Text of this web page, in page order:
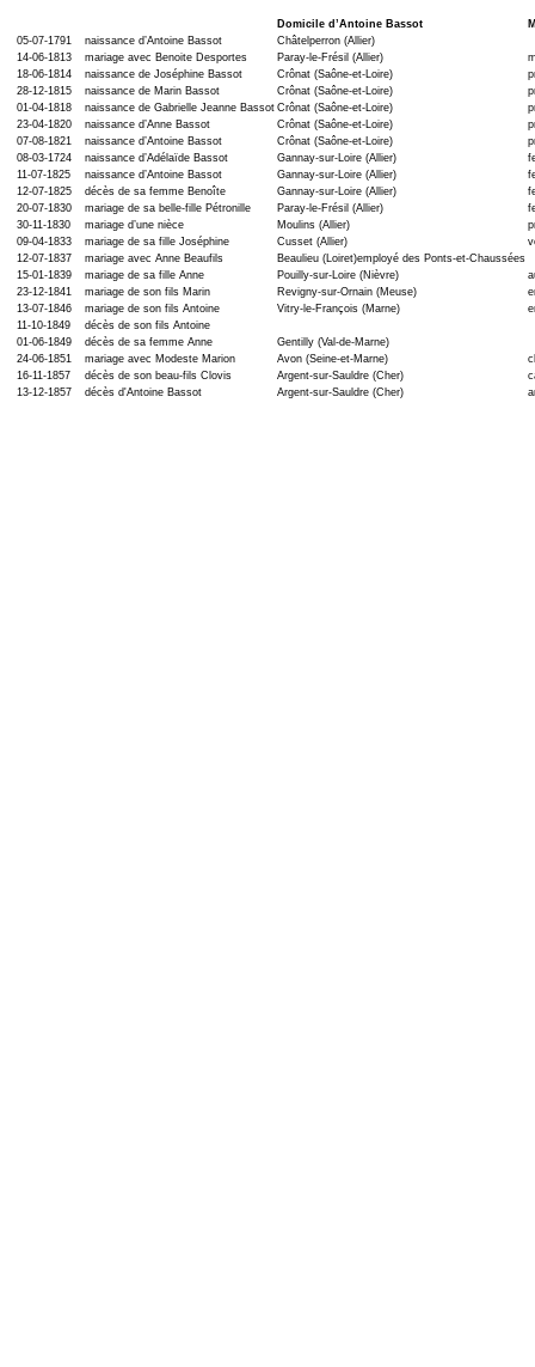
Domicile d’Antoine Bassot
05-07-1791
naissance d’Antoine Bassot
Châtelperron (Allier)
14-06-1813
mariage avec Benoite Desportes Paray-le-Frésil (Allier)
18-06-1814
naissance de Joséphine Bassot Crônat (Saône-et-Loire)
28-12-1815
naissance de Marin Bassot Crônat (Saône-et-Loire)
01-04-1818
naissance de Gabrielle Jeanne Bassot Crônat (Saône-et-Loire)
23-04-1820
naissance d’Anne Bassot Crônat (Saône-et-Loire)
07-08-1821
naissance d’Antoine Bassot Crônat (Saône-et-Loire)
08-03-1724
naissance d’Adélaïde Bassot Gannay-sur-Loire (Allier)
11-07-1825
naissance d’Antoine Bassot Gannay-sur-Loire (Allier)
12-07-1825
décès de sa femme Benoîte Gannay-sur-Loire (Allier)
20-07-1830
mariage de sa belle-fille Pétronille Paray-le-Frésil (Allier)
30-11-1830
mariage d’une nièce Moulins (Allier)
09-04-1833
mariage de sa fille Joséphine Cusset (Allier)
12-07-1837
mariage avec Anne Beaufils
Beaulieu (Loiret)employé des Ponts-et-Chaussées
15-01-1839
mariage de sa fille Anne Pouilly-sur-Loire (Nièvre)
23-12-1841
mariage de son fils Marin Revigny-sur-Ornain (Meuse)
13-07-1846
mariage de son fils Antoine Vitry-le-François (Marne)
11-10-1849
décès de son fils Antoine
01-06-1849
décès de sa femme Anne
Gentilly (Val-de-Marne)
24-06-1851
mariage avec Modeste Marion Avon (Seine-et-Marne)
16-11-1857
décès de son beau-fils Clovis Argent-sur-Sauldre (Cher)
13-12-1857
décès d'Antoine Bassot Argent-sur-Sauldre (Cher)